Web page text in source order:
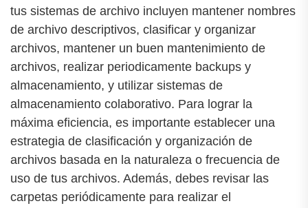
tus sistemas de archivo incluyen mantener nombres
de archivo descriptivos, clasificar y organizar
archivos, mantener un buen mantenimiento de
archivos, realizar periodicamente backups y
almacenamiento, y utilizar sistemas de
almacenamiento colaborativo. Para lograr la
máxima eficiencia, es importante establecer una
estrategia de clasificación y organización de
archivos basada en la naturaleza o frecuencia de
uso de tus archivos. Además, debes revisar las
carpetas periódicamente para realizar el